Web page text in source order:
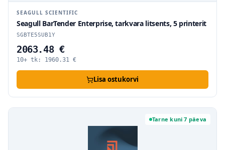
SEAGULL SCIENTIFIC
Seagull BarTender Enterprise, tarkvara litsents, 5 printerit
SGBTE5SUB1Y
2063.48 €
10+ tk: 1960.31 €
Lisa ostukorvi
Tarne kuni 7 päeva